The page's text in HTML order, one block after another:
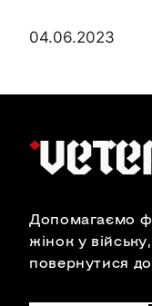
04.06.2023
Допомагаємо
жінок у
повернутися